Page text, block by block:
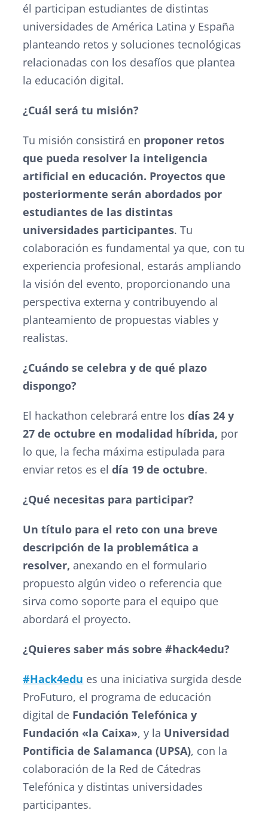
él participan estudiantes de distintas
universidades de América Latina y España
planteando retos y soluciones tecnológicas
relacionadas con los desafíos que plantea
la educación digital.
¿Cuál será tu misión?
Tu misión consistirá en proponer retos
que pueda resolver la inteligencia
artificial en educación. Proyectos que
posteriormente serán abordados por
estudiantes de las distintas
universidades participantes. Tu
colaboración es fundamental ya que, con tu
experiencia profesional, estarás ampliando
la visión del evento, proporcionando una
perspectiva externa y contribuyendo al
planteamiento de propuestas viables y
realistas.
¿Cuándo se celebra y de qué plazo
dispongo?
El hackathon celebrará entre losdías 24 y
27 de octubre en modalidad híbrida, por
lo que, la fecha máxima estipulada para
enviar retos es eldía 19 de octubre.
¿Qué necesitas para participar?
Un título para el reto con una breve
descripción de la problemática a
resolver, anexando en el formulario
propuesto algún video o referencia que
sirva como soporte para el equipo que
abordará el proyecto.
¿Quieres saber más sobre #hack4edu?
#Hack4edu es una iniciativa surgida desde
ProFuturo, el programa de educación
digital de Fundación Telefónica y
Fundación «la Caixa», y la Universidad
Pontificia de Salamanca (UPSA), con la
colaboración de la Red de Cátedras
Telefónica y distintas universidades
participantes.